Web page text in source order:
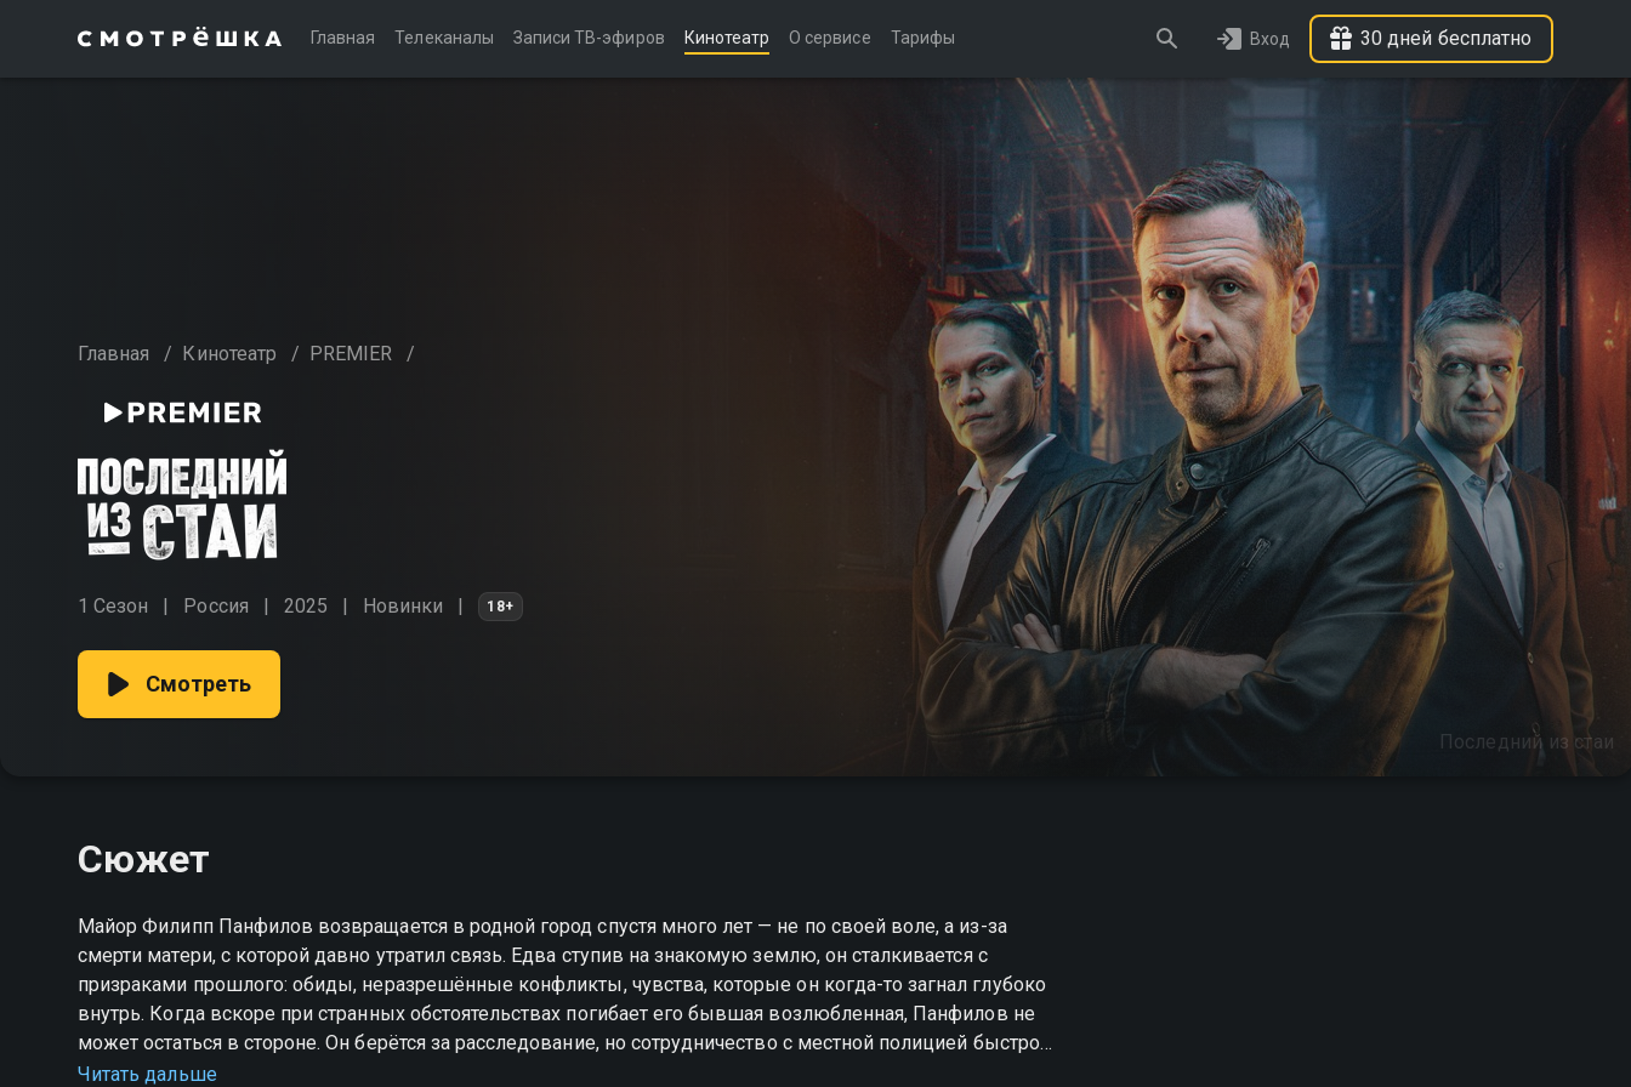
Главная Телеканалы Записи ТВ-эфиров Кинотеатр О сервисе Тарифы Вход 30 дней бесплатно
Главная / Кинотеатр / PREMIER /
1 Сезон Россия 2025 Новинки 18+
Последний из стаи
Смотреть
Сюжет
Майор Филипп Панфилов возвращается в родной город спустя много лет — не по своей воле, а из-за
смерти матери, с которой давно утратил связь. Едва ступив на знакомую землю, он сталкивается с
призраками прошлого: обиды, неразрешённые конфликты, чувства, которые он когда-то загнал глубоко
внутрь. Когда вскоре при странных обстоятельствах погибает его бывшая возлюбленная, Панфилов не
может остаться в стороне. Он берётся за расследование, но сотрудничество с местной полицией быстро
заходит в тупик — слишком уж сильна в нём неприязнь к системе. Один против всех, с личной болью и
Читать дальше